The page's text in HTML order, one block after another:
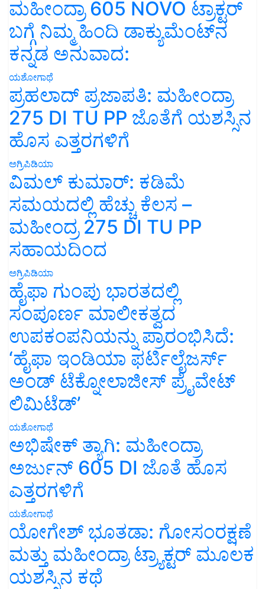
ಮಹೀಂದ್ರಾ 605 NOVO ಟ್ರಾಕ್ಟರ್
ಬಗ್ಗೆ ನಿಮ್ಮ ಹಿಂದಿ ಡಾಕ್ಯುಮೆಂಟ್‌ನ
ಕನ್ನಡ ಅನುವಾದ:
ಯಶೋಗಾಥೆ
ಪ್ರಹಲಾದ್ ಪ್ರಜಾಪತಿ: ಮಹೀಂದ್ರಾ
275 DI TU PP ಜೊತೆಗೆ ಯಶಸ್ಸಿನ
ಹೊಸ ಎತ್ತರಗಳಿಗೆ
ಅಗ್ರಿಪಿಡಿಯಾ
ವಿಮಲ್ ಕುಮಾರ್: ಕಡಿಮೆ
ಸಮಯದಲ್ಲಿ ಹೆಚ್ಚು ಕೆಲಸ –
ಮಹೀಂದ್ರ 275 DI TU PP
ಸಹಾಯದಿಂದ
ಅಗ್ರಿಪಿಡಿಯಾ
ಹೈಫಾ ಗುಂಪು ಭಾರತದಲ್ಲಿ
ಸಂಪೂರ್ಣ ಮಾಲೀಕತ್ವದ
ಉಪಕಂಪನಿಯನ್ನು ಪ್ರಾರಂಭಿಸಿದೆ:
‘ಹೈಫಾ ಇಂಡಿಯಾ ಫರ್ಟಿಲೈಜರ್ಸ್
ಅಂಡ್ ಟೆಕ್ನೋಲಾಜೀಸ್ ಪ್ರೈವೇಟ್
ಲಿಮಿಟೆಡ್’
ಯಶೋಗಾಥೆ
ಅಭಿಷೇಕ್ ತ್ಯಾಗಿ: ಮಹೀಂದ್ರಾ
ಅರ್ಜುನ್ 605 DI ಜೊತೆ ಹೊಸ
ಎತ್ತರಗಳಿಗೆ
ಯಶೋಗಾಥೆ
ಯೋಗೇಶ್ ಭೂತಡಾ: ಗೋಸಂರಕ್ಷಣೆ
ಮತ್ತು ಮಹೀಂದ್ರಾ ಟ್ರ್ಯಾಕ್ಟರ್ ಮೂಲಕ
ಯಶಸ್ಸಿನ ಕಥೆ